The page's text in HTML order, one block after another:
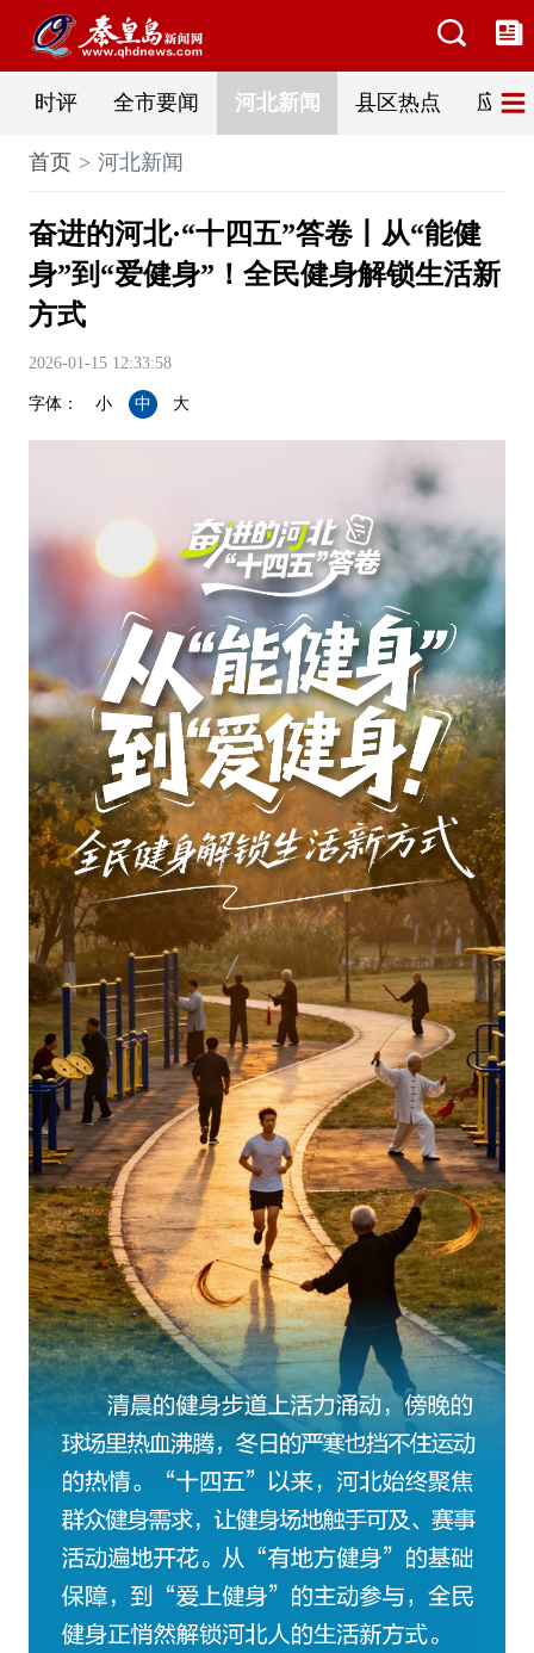
时评 全市要闻 河北新闻 县区热点 应急
首页 河北新闻
奋进的河北·“十四五”答卷丨从“能健
身”到“爱健身”！全民健身解锁生活新
方式
2026-01-15 12:33:58
字体： 小 中 大